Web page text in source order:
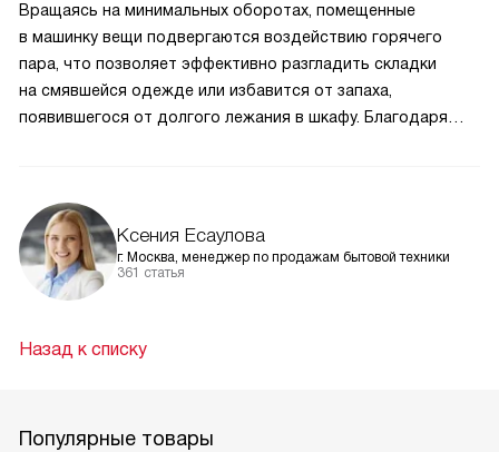
Вращаясь на минимальных оборотах, помещенные
в машинку вещи подвергаются воздействию горячего
пара, что позволяет эффективно разгладить складки
на смявшейся одежде или избавится от запаха,
появившегося от долгого лежания в шкафу. Благодаря
Ксения Есаулова
г. Москва, менеджер по продажам бытовой техники
361 статья
Назад к списку
Популярные товары